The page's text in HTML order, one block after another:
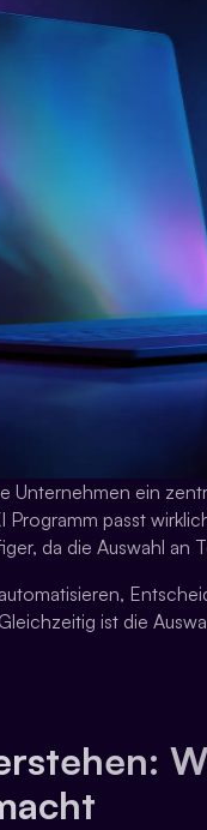
Unternehmen ein
passt
da die Auswahl an
ist die